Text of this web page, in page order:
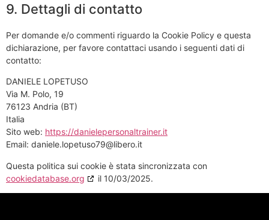
9. Dettagli di contatto
Per domande e/o commenti riguardo la Cookie Policy e questa
dichiarazione, per favore contattaci usando i seguenti dati di
contatto:
DANIELE LOPETUSO
Via M. Polo, 19
76123 Andria (BT)
Italia
Sito web: https://danielepersonaltrainer.it
Email: ti.orebil@97osutepol.eleinad
Questa politica sui cookie è stata sincronizzata con
cookiedatabase.org
il 10/03/2025.